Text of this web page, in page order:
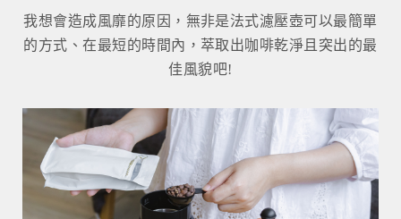
我想會造成風靡的原因，無非是法式濾壓壺可以最簡單
的方式、在最短的時間內，萃取出咖啡乾淨且突出的最
佳風貌吧!